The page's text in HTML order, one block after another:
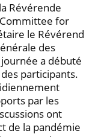
Révérende
for
le Révérend
des
a débuté
participants.
par les
ont
de la pandémie